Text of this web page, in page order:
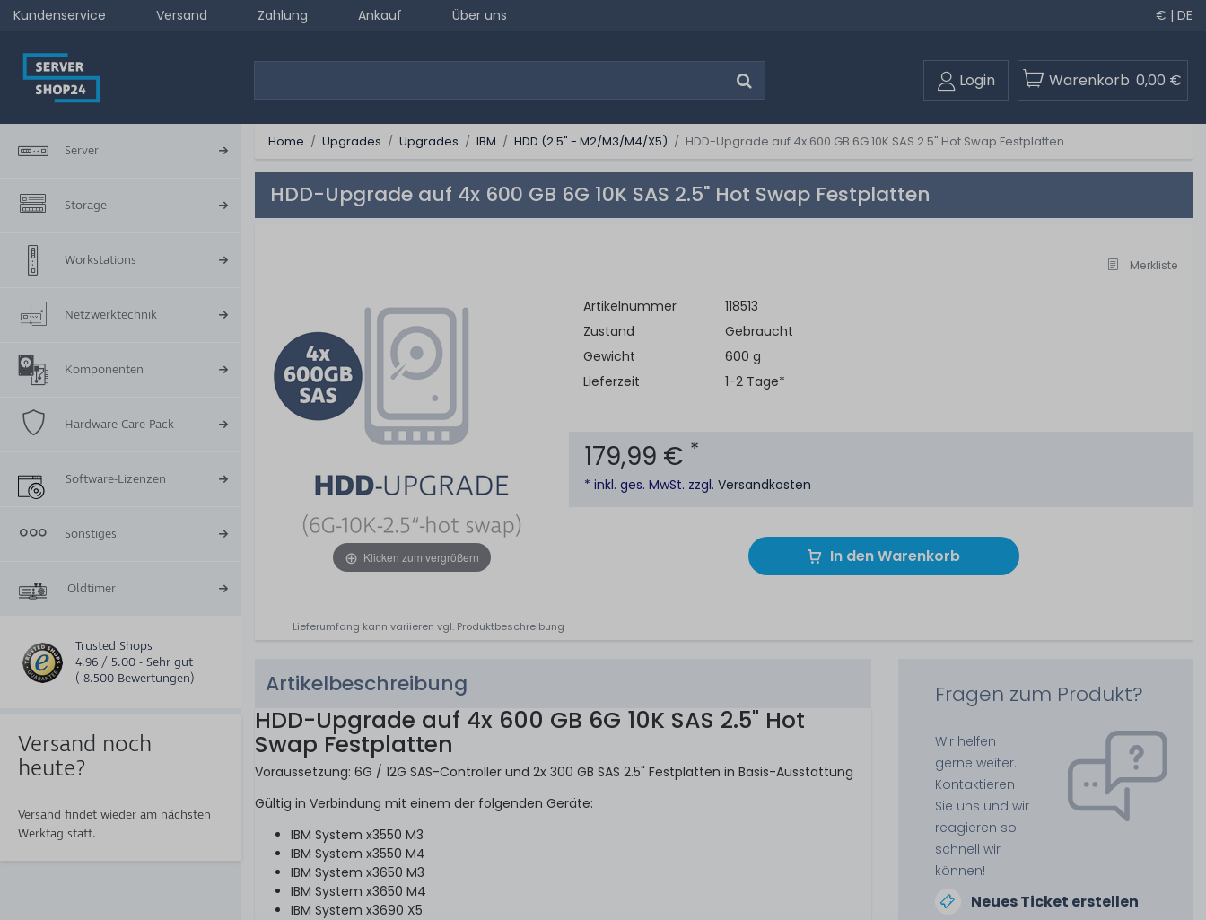
Kundenservice Versand Zahlung Ankauf Über uns € | DE
Login Warenkorb 0,00 €
Server
Storage
Workstations
Netzwerktechnik
Komponenten
Hardware Care Pack
Software-Lizenzen
Sonstiges
Oldtimer
Trusted Shops
4.96 / 5.00 - Sehr gut
( 8.500 Bewertungen)
Versand noch
heute?
Versand findet wieder am nächsten
Werktag statt.
Home Upgrades Upgrades IBM HDD (2.5" - M2/M3/M4/X5) HDD-Upgrade auf 4x 600 GB 6G 10K SAS 2.5" Hot Swap Festplatten
HDD-Upgrade auf 4x 600 GB 6G 10K SAS 2.5" Hot Swap Festplatten
Klicken zum vergrößern
Lieferumfang kann variieren vgl. Produktbeschreibung
Merkliste
Artikelnummer
118513
Zustand
Gebraucht
Gewicht
600 g
Lieferzeit
1-2 Tage*
179,99 € *
* inkl. ges. MwSt. zzgl.Versandkosten
In den Warenkorb
Artikelbeschreibung
HDD-Upgrade auf 4x 600 GB 6G 10K SAS 2.5" Hot
Swap Festplatten
Voraussetzung: 6G / 12G SAS-Controller und 2x 300 GB SAS 2.5" Festplatten in Basis-Ausstattung
Gültig in Verbindung mit einem der folgenden Geräte:
IBM System x3550 M3
IBM System x3550 M4
IBM System x3650 M3
IBM System x3650 M4
IBM System x3690 X5
Fragen zum Produkt?
Wir helfen
gerne weiter.
Kontaktieren
Sie uns und wir
reagieren so
schnell wir
können!
Neues Ticket erstellen